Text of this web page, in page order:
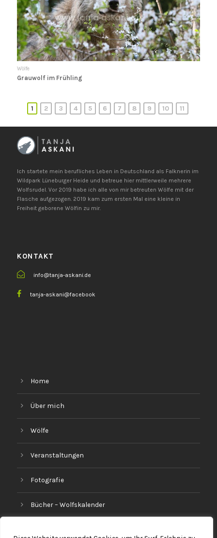
Wölfe
Grauwolf im Frühling
1 2 3 4 5 6 7 8 9 10 11
Ich startete mein berufliches Leben in Deutschland als Falknerin im
Wildpark Lüneburger Heide und betreue hier mittlerweile mehrere
Wolfsrudel. Vor 2019 habe ich alle von mir betreuten Wölfe mit der
Flasche aufgezogen. 2019 kam zum ersten Mal eine kleine in
Freiheit geborene Wölfin zu mir.
KONTAKT
info@tanja-askani.de
tanja-askani@facebook
Home
Über mich
Wölfe
Veranstaltungen
Fotografie
Bücher – Wolfskalender